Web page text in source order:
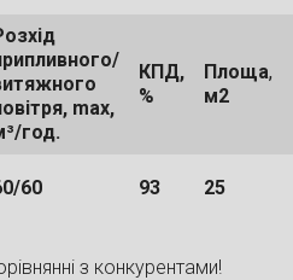
max,
год.
КПД,
%
Площа,
м2
60 93 25
з конкурентами!